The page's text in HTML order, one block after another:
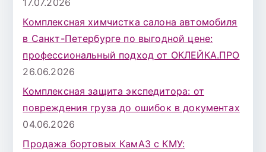
Комплексная химчистка салона автомобиля
в Санкт-Петербурге по выгодной цене:
профессиональный подход от ОКЛЕЙКА.ПРО
26.06.2026
Комплексная защита экспедитора: от
повреждения груза до ошибок в документах
04.06.2026
Продажа бортовых КамАЗ с КМУ: